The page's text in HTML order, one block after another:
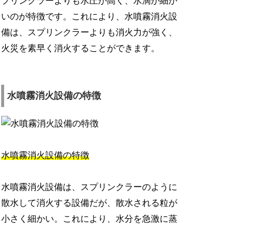
いのが特徴です。これにより、水噴霧消火設
備は、スプリンクラーよりも消火力が強く、
火災を素早く消火することができます。
水噴霧消火設備の特徴
水噴霧消火設備の特徴
水噴霧消火設備は、スプリンクラーのように
散水して消火する設備だが、散水される粒が
小さく細かい。これにより、水分を急激に蒸